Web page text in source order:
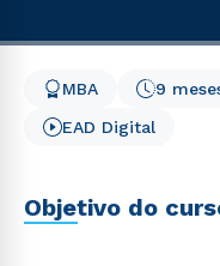
9
MBA
EAD Digital
Objetivo do